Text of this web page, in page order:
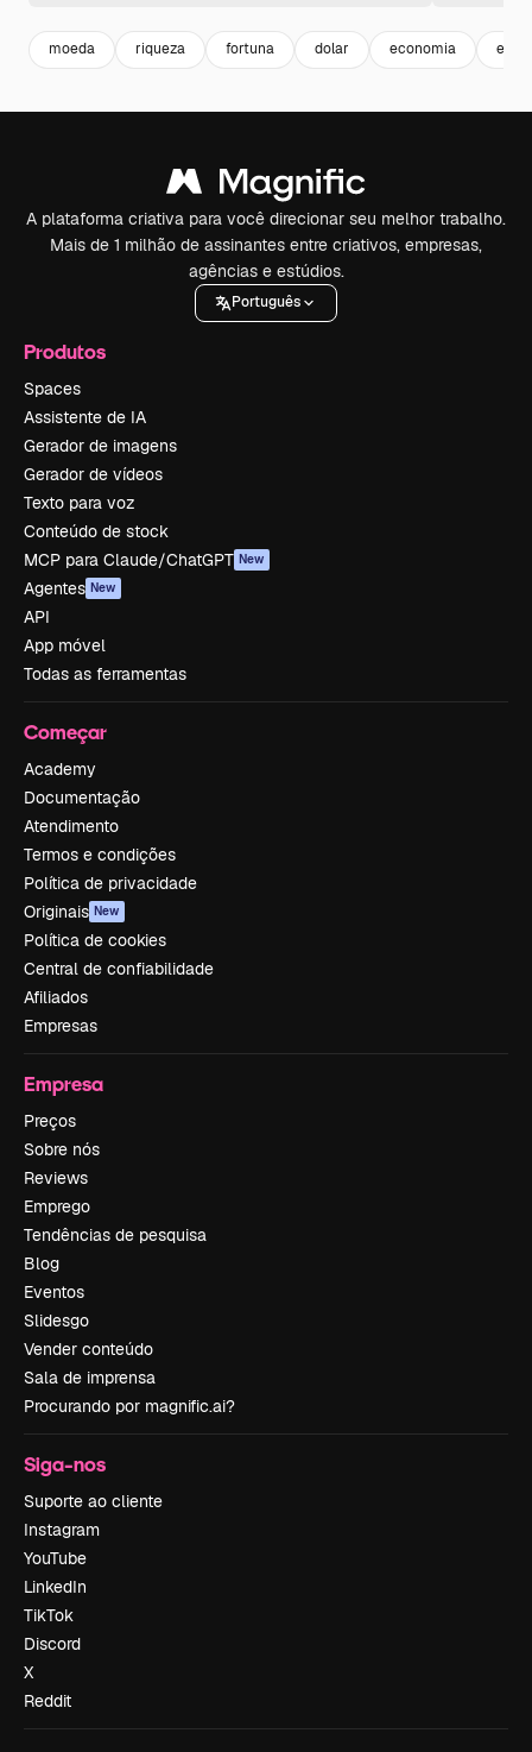
moeda riqueza fortuna dolar economia
A plataforma criativa para você direcionar seu melhor trabalho.
Mais de 1 milhão de assinantes entre criativos, empresas,
agências e estúdios.
Português
Produtos
Spaces
Assistente de IA
Gerador de imagens
Gerador de vídeos
Texto para voz
Conteúdo de stock
MCP para Claude/ChatGPT New
Agentes New
API
App móvel
Todas as ferramentas
Começar
Academy
Documentação
Atendimento
Termos e condições
Política de privacidade
Originais New
Política de cookies
Central de confiabilidade
Afiliados
Empresas
Empresa
Preços
Sobre nós
Reviews
Emprego
Tendências de pesquisa
Blog
Eventos
Slidesgo
Vender conteúdo
Sala de imprensa
Procurando por magnific.ai?
Siga-nos
Suporte ao cliente
Instagram
YouTube
LinkedIn
TikTok
Discord
X
Reddit